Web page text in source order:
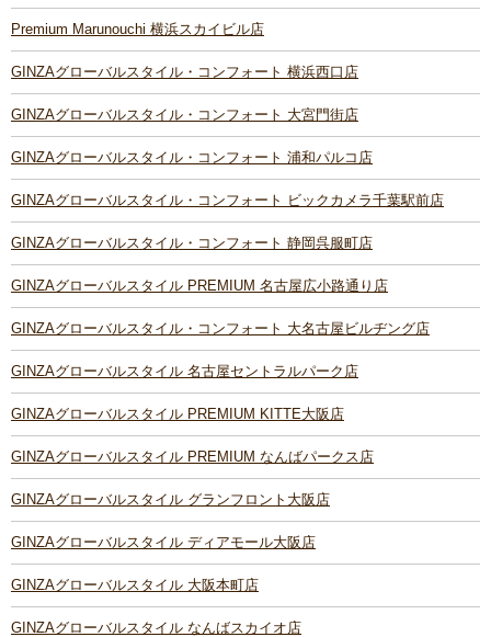
Premium Marunouchi 横浜スカイビル店
GINZAグローバルスタイル・コンフォート 横浜西口店
GINZAグローバルスタイル・コンフォート 大宮門街店
GINZAグローバルスタイル・コンフォート 浦和パルコ店
GINZAグローバルスタイル・コンフォート ビックカメラ千葉駅前店
GINZAグローバルスタイル・コンフォート 静岡呉服町店
GINZAグローバルスタイル PREMIUM 名古屋広小路通り店
GINZAグローバルスタイル・コンフォート 大名古屋ビルヂング店
GINZAグローバルスタイル 名古屋セントラルパーク店
GINZAグローバルスタイル PREMIUM KITTE大阪店
GINZAグローバルスタイル PREMIUM なんばパークス店
GINZAグローバルスタイル グランフロント大阪店
GINZAグローバルスタイル ディアモール大阪店
GINZAグローバルスタイル 大阪本町店
GINZAグローバルスタイル なんばスカイオ店